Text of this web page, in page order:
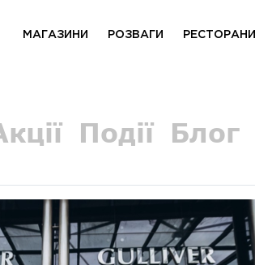
МАГАЗИНИ РОЗВАГИ РЕСТОРАНИ
Події Блог